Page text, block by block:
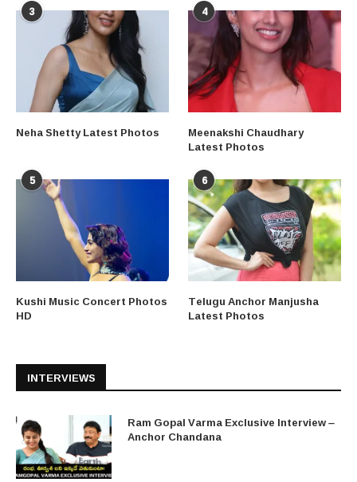
3
Neha Shetty Latest Photos
4
Meenakshi Chaudhary
Latest Photos
5
Kushi Music Concert Photos
HD
6
Telugu Anchor Manjusha
Latest Photos
INTERVIEWS
Ram Gopal Varma Exclusive Interview –
Anchor Chandana